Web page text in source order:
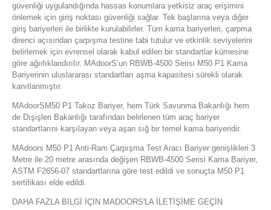
güvenliği uygulandığında hassas konumlara yetkisiz araç erişimini
önlemek için giriş noktası güvenliği sağlar. Tek başlarına veya diğer
giriş bariyerleri ile birlikte kurulabilirler. Tüm kama bariyerleri, çarpma
direnci açısından çarpışma testine tabi tutulur ve etkinlik seviyelerini
belirlemek için evrensel olarak kabul edilen bir standartlar kümesine
göre ağırlıklandırılır. MAdoorS’un RBWB-4500 Serisi M50 P1 Kama
Bariyerinin uluslararası standartları aşma kapasitesi sürekli olarak
kanıtlanmıştır.
MAdoorSM50 P1 Takoz Bariyer, hem Türk Savunma Bakanlığı hem
de Dışişleri Bakanlığı tarafından belirlenen tüm araç bariyer
standartlarını karşılayan veya aşan sığ bir temel kama bariyeridir.
MAdoors M50 P1 Anti-Ram Çarpışma Test Aracı Bariyer genişlikleri 3
Metre ile 20 metre arasında değişen RBWB-4500 Serisi Kama Bariyer,
ASTM F2656-07 standartlarına göre test edildi ve sonuçta M50 P1
sertifikası elde edildi.
DAHA FAZLA BİLGİ İÇİN MADOORS'LA İLETİŞİME GEÇİN